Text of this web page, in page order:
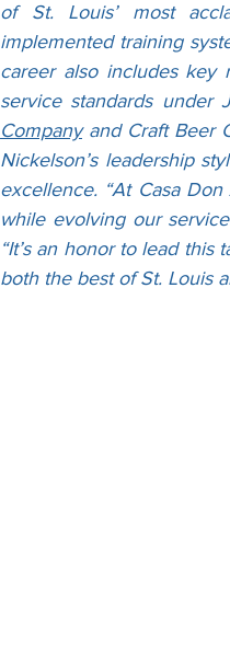
of St. Louis’ most
implemented training
career also includes key
service standards under
Company and Craft Beer
Nickelson’s leadership
excellence. “At Casa
while evolving our
“It’s an honor to lead
both the best of St. Louis